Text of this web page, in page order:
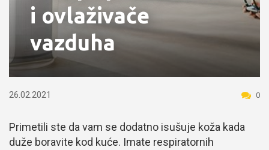
i ovlaživače
vazduha
26.02.2021 0
Primetili ste da vam se dodatno isušuje koža kada
duže boravite kod kuće. Imate respiratornih